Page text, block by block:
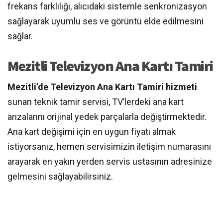
frekans farklılığı, alıcıdaki sistemle senkronizasyon
sağlayarak uyumlu ses ve görüntü elde edilmesini
sağlar.
Mezitli Televizyon Ana Kartı Tamiri
Mezitli’de Televizyon Ana Kartı Tamiri hizmeti
sunan teknik tamir servisi, TV’lerdeki ana kart
arızalarını orijinal yedek parçalarla değiştirmektedir.
Ana kart değişimi için en uygun fiyatı almak
istiyorsanız, hemen servisimizin iletişim numarasını
arayarak en yakın yerden servis ustasının adresinize
gelmesini sağlayabilirsiniz.